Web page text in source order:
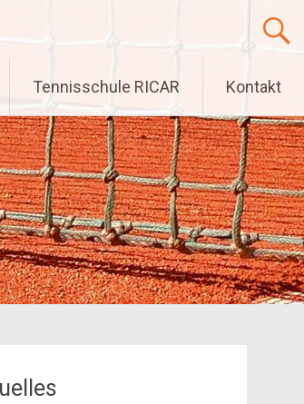
Tennisschule RICAR Kontakt